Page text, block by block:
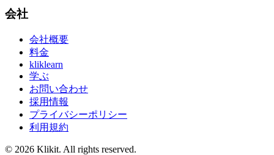
会社
会社概要
料金
kliklearn
学ぶ
お問い合わせ
採用情報
プライバシーポリシー
利用規約
© 2026 Klikit. All rights reserved.